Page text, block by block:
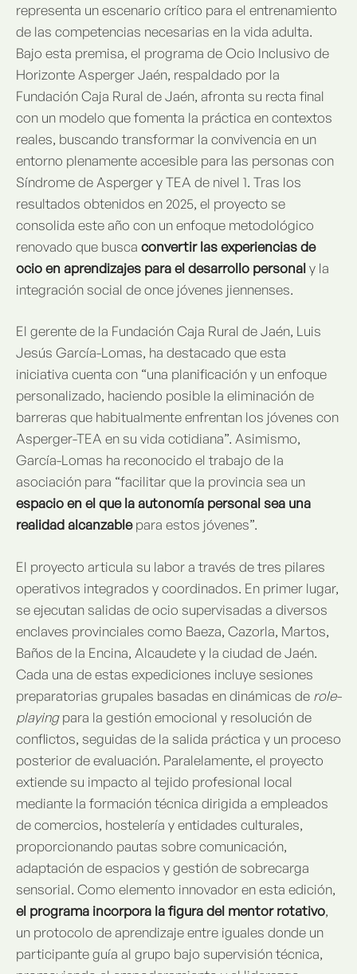
representa un escenario crítico para el entrenamiento
de las competencias necesarias en la vida adulta.
Bajo esta premisa, el programa de Ocio Inclusivo de
Horizonte Asperger Jaén, respaldado por la
Fundación Caja Rural de Jaén, afronta su recta final
con un modelo que fomenta la práctica en contextos
reales, buscando transformar la convivencia en un
entorno plenamente accesible para las personas con
Síndrome de Asperger y TEA de nivel 1. Tras los
resultados obtenidos en 2025, el proyecto se
consolida este año con un enfoque metodológico
renovado que busca convertir las experiencias de
ocio en aprendizajes para el desarrollo personaly la
integración social de once jóvenes jiennenses.
El gerente de la Fundación Caja Rural de Jaén, Luis
Jesús García-Lomas, ha destacado que esta
iniciativa cuenta con “una planificación y un enfoque
personalizado, haciendo posible la eliminación de
barreras que habitualmente enfrentan los jóvenes con
Asperger-TEA en su vida cotidiana”. Asimismo,
García-Lomas ha reconocido el trabajo de la
asociación para “facilitar que la provincia sea un
espacio en el que la autonomía personal sea una
realidad alcanzablepara estos jóvenes”.
El proyecto articula su labor a través de tres pilares
operativos integrados y coordinados. En primer lugar,
se ejecutan salidas de ocio supervisadas a diversos
enclaves provinciales como Baeza, Cazorla, Martos,
Baños de la Encina, Alcaudete y la ciudad de Jaén.
Cada una de estas expediciones incluye sesiones
preparatorias grupales basadas en dinámicas de role-
playingpara la gestión emocional y resolución de
conflictos, seguidas de la salida práctica y un proceso
posterior de evaluación. Paralelamente, el proyecto
extiende su impacto al tejido profesional local
mediante la formación técnica dirigida a empleados
de comercios, hostelería y entidades culturales,
proporcionando pautas sobre comunicación,
adaptación de espacios y gestión de sobrecarga
sensorial. Como elemento innovador en esta edición,
el programa incorpora la figura del mentor rotativo,
un protocolo de aprendizaje entre iguales donde un
participante guía al grupo bajo supervisión técnica,